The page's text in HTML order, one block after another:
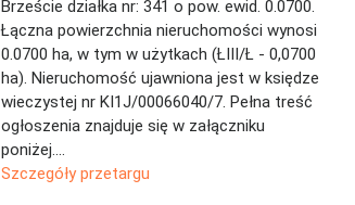
Brzeście działka nr: 341 o pow. ewid. 0.0700.
Łączna powierzchnia nieruchomości wynosi
0.0700 ha, w tym w użytkach (ŁIII/Ł - 0,0700
ha). Nieruchomość ujawniona jest w księdze
wieczystej nr KI1J/00066040/7. Pełna treść
ogłoszenia znajduje się w załączniku
poniżej....
Szczegóły przetargu